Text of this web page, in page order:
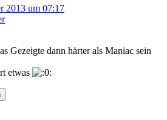
2013 um 07:17
Gezeigte dann härter als Maniac sein
etwas